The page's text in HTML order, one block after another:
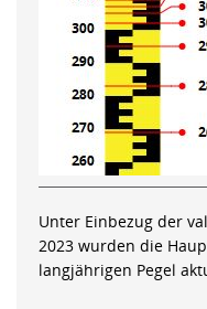
Unter Einbezug der
2023 wurden die
langjährigen Pegel